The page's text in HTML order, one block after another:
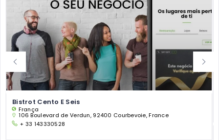
Bistrot Cento E Seis
França
106 Boulevard de Verdun, 92400 Courbevoie, France
+ 33 143330528